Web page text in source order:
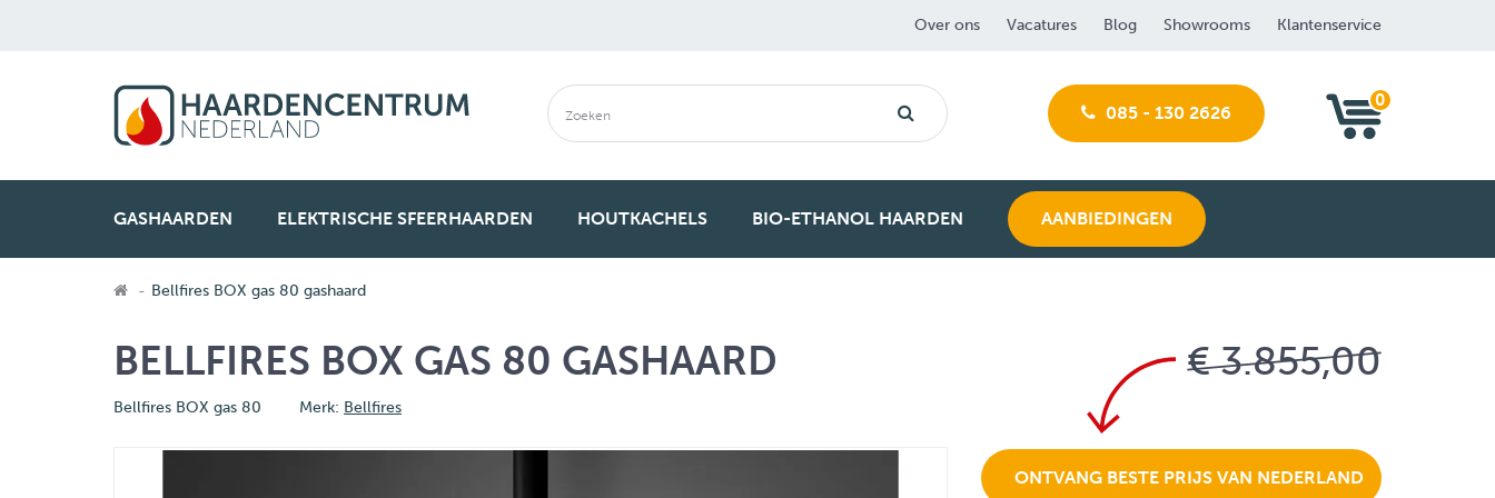
Over ons Vacatures Blog Showrooms Klantenservice
085 - 130 2626
0
GASHAARDEN ELEKTRISCHE SFEERHAARDEN HOUTKACHELS BIO-ETHANOL HAARDEN AANBIEDINGEN
Bellfires BOX gas 80 gashaard
BELLFIRES BOX GAS 80 GASHAARD € 3.855,00
Bellfires BOX gas 80 Merk: Bellfires
ONTVANG BESTE PRIJS VAN NEDERLAND